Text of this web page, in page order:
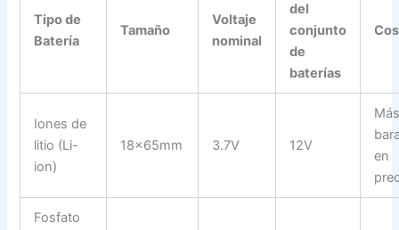
Tipo de
Batería
Tamaño
Voltaje
nominal
del
conjunto
de
baterías
Iones de
litio (Li-
ion)
18x65mm 3.7V 12V
en
Fosfato